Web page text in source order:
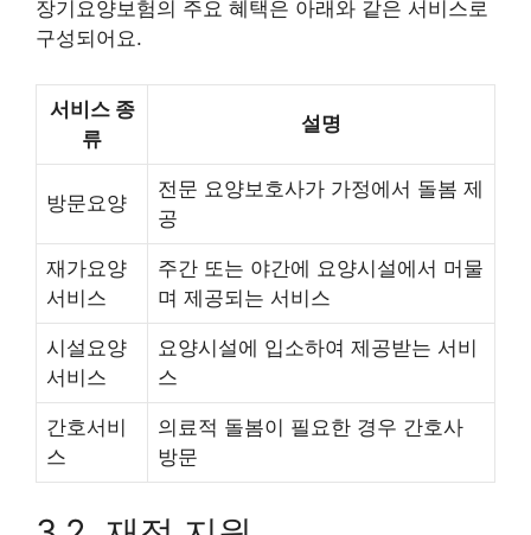
장기요양보험의 주요 혜택은 아래와 같은 서비스로
구성되어요.
서비스 종
류
설명
방문요양
전문 요양보호사가 가정에서 돌봄 제
공
재가요양
서비스
주간 또는 야간에 요양시설에서 머물
며 제공되는 서비스
시설요양
서비스
요양시설에 입소하여 제공받는 서비
스
간호서비
스
의료적 돌봄이 필요한 경우 간호사
방문